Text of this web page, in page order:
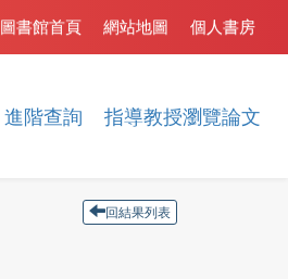
進階查詢 指導教授瀏覽論文
個人書房
網站地圖
圖書館首頁
回結果列表